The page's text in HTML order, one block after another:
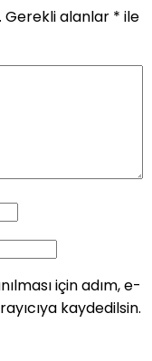
Gerekli alanlar * ile
için adım, e-
kaydedilsin.